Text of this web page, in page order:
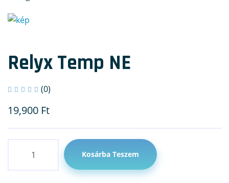
Relyx Temp NE
(0)
19,900 Ft
Kosárba Teszem